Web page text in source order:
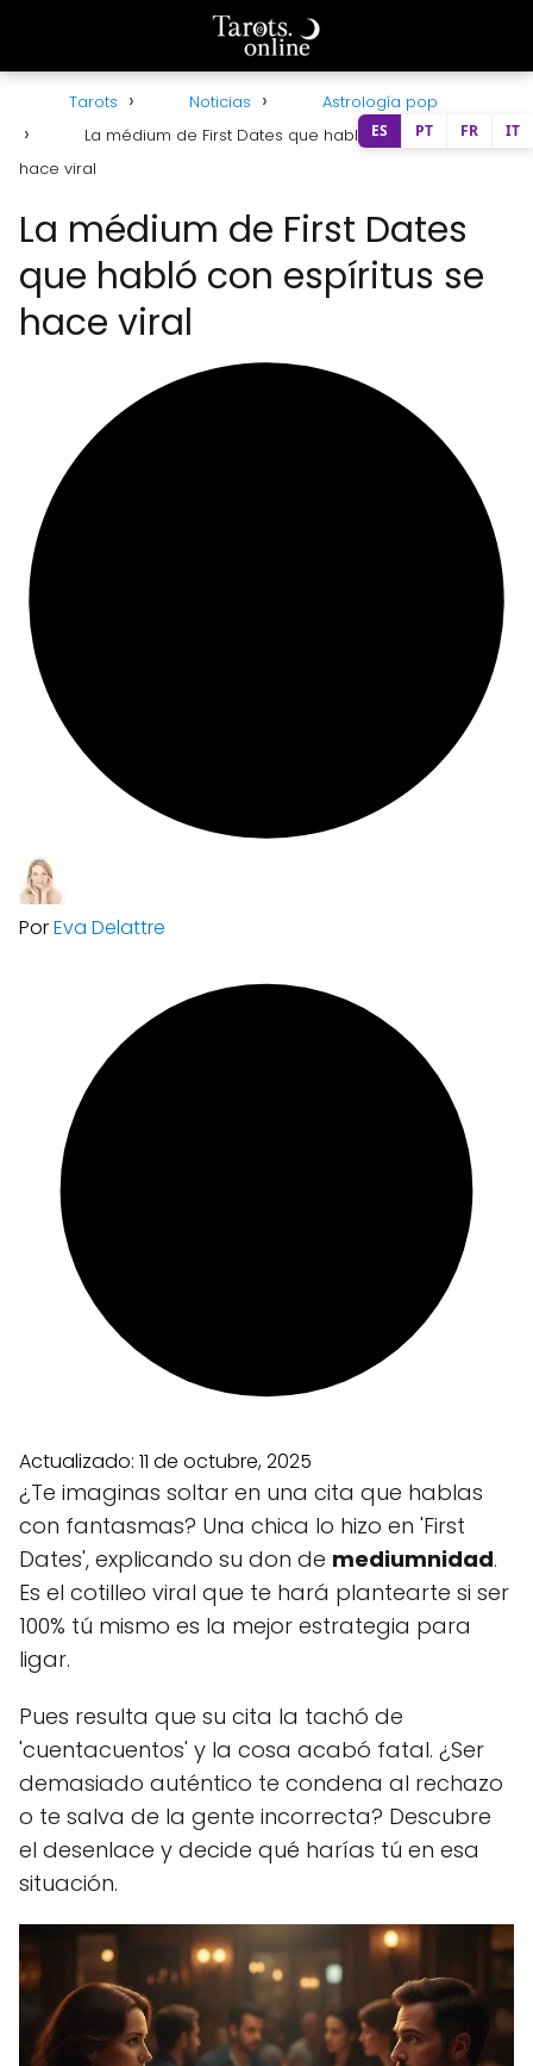
Tarots Noticias
Astrología pop
La médium de First Dates que habló con espíritus se
hace viral
La médium de First Dates
que habló con espíritus se
hace viral
PorEva Delattre
Actualizado: 11 de octubre, 2025
¿Te imaginas soltar en una cita que hablas
con fantasmas? Una chica lo hizo en 'First
Dates', explicando su don de mediumnidad.
Es el cotilleo viral que te hará plantearte si ser
100% tú mismo es la mejor estrategia para
ligar.
Pues resulta que su cita la tachó de
'cuentacuentos' y la cosa acabó fatal. ¿Ser
demasiado auténtico te condena al rechazo
o te salva de la gente incorrecta? Descubre
el desenlace y decide qué harías tú en esa
situación.
ES PT FR IT